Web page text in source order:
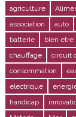
agriculture
association
auto
batterie
bien etre
chauffage
circuit
consommation
electrique
handicap